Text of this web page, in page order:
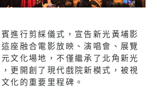
進行剪綵儀式，宣告新光黃埔影
座融合電影放映、演唱會、展覽
文化場地，不僅繼承了北角新光
更開創了現代戲院新模式，被視
化的重要里程碑。